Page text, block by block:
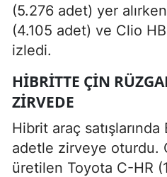
(5.276 adet) yer
(4.105 adet) ve Clio
izledi.
HIBRITTE ÇIN
ZIRVEDE
Hibrit araç
adetle zirveye oturdu.
üretilen Toyota C-HR